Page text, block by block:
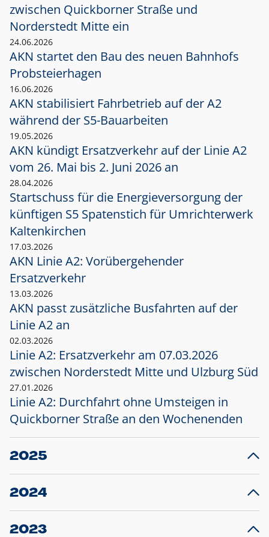
zwischen Quickborner Straße und
Norderstedt Mitte ein
24.06.2026
AKN startet den Bau des neuen Bahnhofs
Probsteierhagen
16.06.2026
AKN stabilisiert Fahrbetrieb auf der A2
während der S5-Bauarbeiten
19.05.2026
AKN kündigt Ersatzverkehr auf der Linie A2
vom 26. Mai bis 2. Juni 2026 an
28.04.2026
Startschuss für die Energieversorgung der
künftigen S5 Spatenstich für Umrichterwerk
Kaltenkirchen
17.03.2026
AKN Linie A2: Vorübergehender
Ersatzverkehr
13.03.2026
AKN passt zusätzliche Busfahrten auf der
Linie A2 an
02.03.2026
Linie A2: Ersatzverkehr am 07.03.2026
zwischen Norderstedt Mitte und Ulzburg Süd
27.01.2026
Linie A2: Durchfahrt ohne Umsteigen in
Quickborner Straße an den Wochenenden
2025
23.12.2025
Projekt S5: Start der Bauarbeiten am
2024
10.12.2024
Großprojekt S5: Sperrung der Bahnstraße in
2023